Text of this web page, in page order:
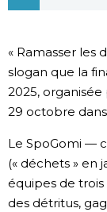
Chroniques
Images
Vidéos
Tokyo
« Ramasser les
slogan que la
2025,
29 octobre
Le SpoGomi —
(« déchets » en
équipes de
des détritus,